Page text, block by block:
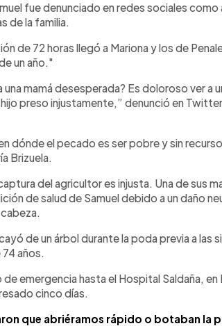
fue denunciado en redes sociales
de la familia.
de 72 horas llegó a Mariona y los de
un año."
mamá desesperada? Es doloroso ver a
preso injustamente,” denunció en
dónde el pecado es ser pobre y sin
Brizuela.
del agricultor es injusta. Una de sus
de salud de Samuel debido a un daño
de un árbol durante la poda previa a las
años.
emergencia hasta el Hospital Saldaña, en
cinco días.
que abriéramos rápido o botaban la